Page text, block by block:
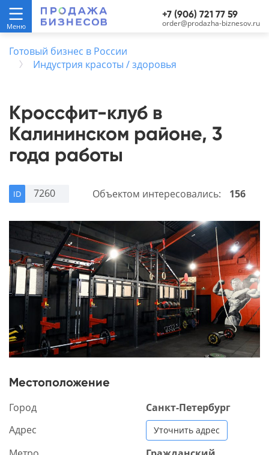
+7 (906) 721 77 59
order@prodazha-biznesov.ru
Готовый бизнес в России
Индустрия красоты / здоровья
Кроссфит-клуб в
Калининском районе, 3
года работы
ID 7260 Объектом интересовались: 156
Местоположение
Город
Санкт-Петербург
Адрес
Уточнить адрес